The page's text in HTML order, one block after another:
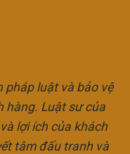
pháp luật và bảo vệ
hàng. Luật sư của
lợi ích của khách
tâm đấu tranh và